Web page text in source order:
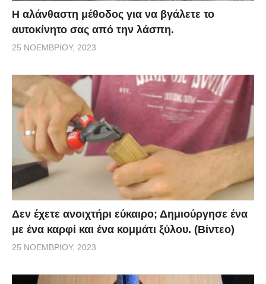
Η αλάνθαστη μέθοδος για να βγάλετε το
αυτοκίνητο σας από την λάσπη.
25 ΝΟΕΜΒΡΊΟΥ, 2023
Δεν έχετε ανοιχτήρι εύκαιρο; Δημιούργησε ένα
με ένα καρφί και ένα κομμάτι ξύλου. (Βίντεο)
25 ΝΟΕΜΒΡΊΟΥ, 2023